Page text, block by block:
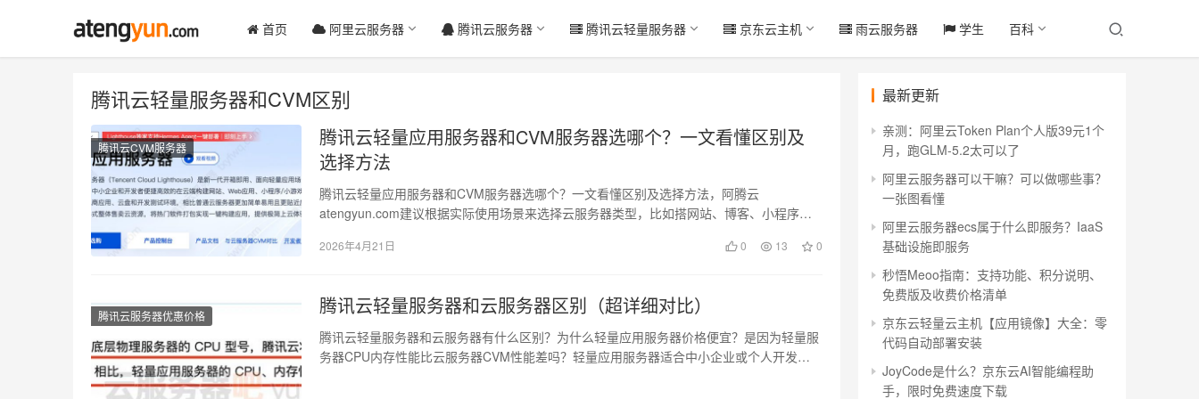
首页 阿里云服务器 腾讯云服务器 腾讯云轻量服务器 京东云主机 雨云服务器 学生 百科
腾讯云轻量服务器和CVM区别
腾讯云CVM服务器
腾讯云轻量应用服务器和CVM服务器选哪个？一文看懂区别及
选择方法
腾讯云轻量应用服务器和CVM服务器选哪个？一文看懂区别及选择方法，阿腾云
atengyun.com建议根据实际使用场景来选择云服务器类型，比如搭网站、博客、小程序、
2026年4月21日 0 13 0
腾讯云服务器优惠价格 腾讯云轻量服务器和云服务器区别（超详细对比）
腾讯云轻量服务器和云服务器有什么区别？为什么轻量应用服务器价格便宜？是因为轻量服
务器CPU内存性能比云服务器CVM性能差吗？轻量应用服务器适合中小企业或个人开发者
最新更新
亲测：阿里云Token Plan个人版39元1个
月，跑GLM-5.2太可以了
阿里云服务器可以干嘛？可以做哪些事？
一张图看懂
阿里云服务器ecs属于什么即服务？IaaS
基础设施即服务
秒悟Meoo指南：支持功能、积分说明、
免费版及收费价格清单
京东云轻量云主机【应用镜像】大全：零
代码自动部署安装
JoyCode是什么？京东云AI智能编程助
手，限时免费速度下载